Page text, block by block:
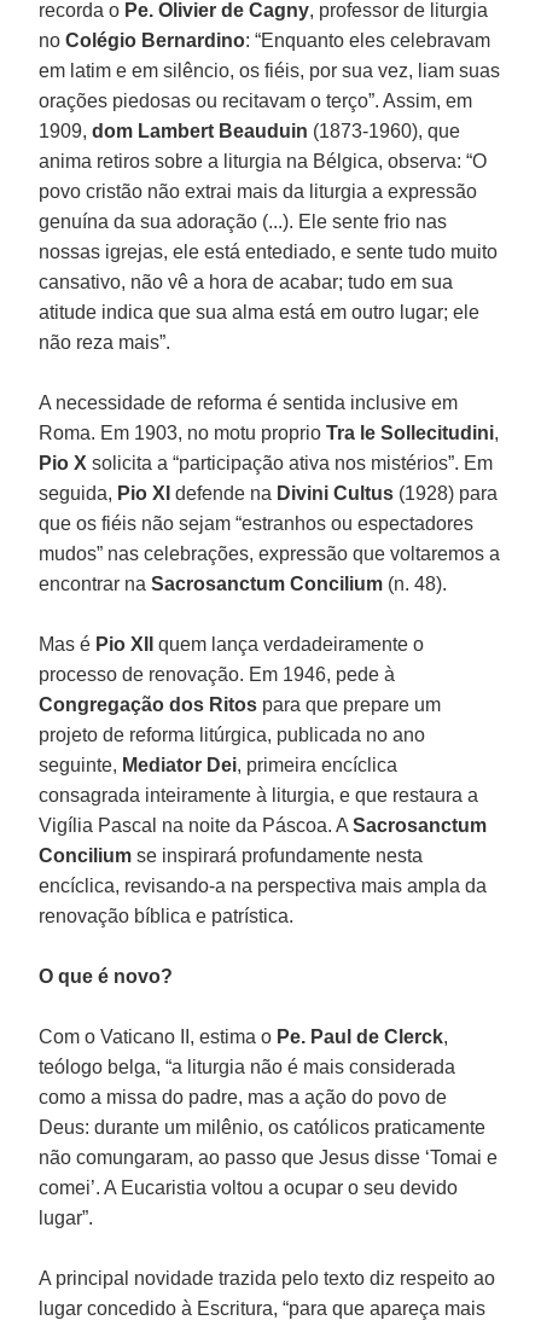
recorda o Pe. Olivier de Cagny, professor de liturgia
no Colégio Bernardino: “Enquanto eles celebravam
em latim e em silêncio, os fiéis, por sua vez, liam suas
orações piedosas ou recitavam o terço”. Assim, em
1909,dom Lambert Beauduin (1873-1960), que
anima retiros sobre a liturgia na Bélgica, observa: “O
povo cristão não extrai mais da liturgia a expressão
genuína da sua adoração (...). Ele sente frio nas
nossas igrejas, ele está entediado, e sente tudo muito
cansativo, não vê a hora de acabar; tudo em sua
atitude indica que sua alma está em outro lugar; ele
não reza mais”.
A necessidade de reforma é sentida inclusive em
Roma. Em 1903, no motu proprioTra le Sollecitudini,
Pio X solicita a “participação ativa nos mistérios”. Em
seguida, Pio XI defende na Divini Cultus (1928) para
que os fiéis não sejam “estranhos ou espectadores
mudos” nas celebrações, expressão que voltaremos a
encontrar naSacrosanctum Concilium (n. 48).
Mas é Pio XIIquem lança verdadeiramente o
processo de renovação. Em 1946, pede à
Congregação dos Ritos para que prepare um
projeto de reforma litúrgica, publicada no ano
seguinte, Mediator Dei, primeira encíclica
consagrada inteiramente à liturgia, e que restaura a
Vigília Pascal na noite da Páscoa. ASacrosanctum
Concilium se inspirará profundamente nesta
encíclica, revisando-a na perspectiva mais ampla da
renovação bíblica e patrística.
O que é novo?
Com o Vaticano II, estima o Pe. Paul de Clerck,
teólogo belga, “a liturgia não é mais considerada
como a missa do padre, mas a ação do povo de
Deus: durante um milênio, os católicos praticamente
não comungaram, ao passo que Jesus disse ‘Tomai e
comei’. A Eucaristia voltou a ocupar o seu devido
lugar”.
A principal novidade trazida pelo texto diz respeito ao
lugar concedido à Escritura, “para que apareça mais